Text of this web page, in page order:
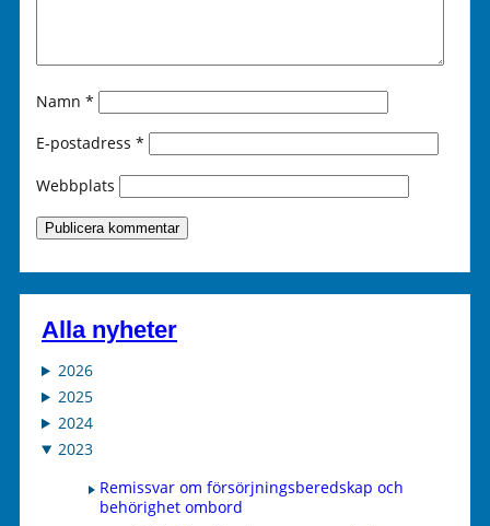
Namn *
E-postadress *
Webbplats
Alla nyheter
2026
2025
2024
2023
Remissvar om försörjningsberedskap och
behörighet ombord